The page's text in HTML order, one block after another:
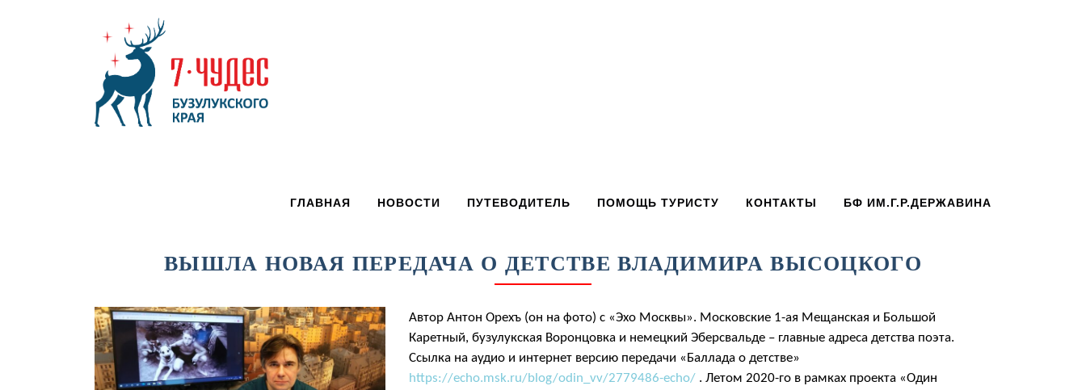
ГЛАВНАЯ НОВОСТИ ПУТЕВОДИТЕЛЬ ПОМОЩЬ ТУРИСТУ КОНТАКТЫ БФ ИМ.Г.Р.ДЕРЖАВИНА
ВЫШЛА НОВАЯ ПЕРЕДАЧА О ДЕТСТВЕ ВЛАДИМИРА ВЫСОЦКОГО
Автор Антон Орехъ (он на фото) с «Эхо Москвы». Московские 1-ая Мещанская и Большой
Каретный, бузулукская Воронцовка и немецкий Эберсвальде – главные адреса детства поэта.
Ссылка на аудио и интернет версию передачи «Баллада о детстве»
https://echo.msk.ru/blog/odin_vv/2779486-echo/. Летом 2020-го в рамках проекта «Один